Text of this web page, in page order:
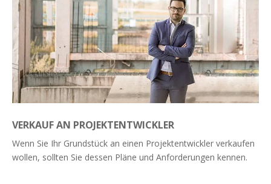
VERKAUF AN PROJEKTENTWICKLER
Wenn Sie Ihr Grundstück an einen Projektentwickler verkaufen
wollen, sollten Sie dessen Pläne und Anforderungen kennen.